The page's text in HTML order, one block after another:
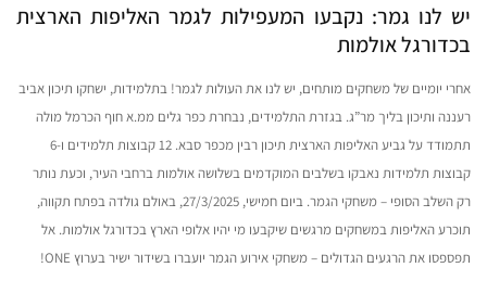
יש לנו גמר: נקבעו המעפילות לגמר האליפות הארצית
בכדורגל אולמות
אחרי יומיים של משחקים מותחים, יש לנו את העולות לגמר! בתלמידות, ישחקו תיכון אביב
רעננה ותיכון בליך מר”ג. בגזרת התלמידים, נבחרת כפר גלים ממ.א חוף הכרמל מולה
תתמודד על גביע האליפות הארצית תיכון רבין מכפר סבא. 12 קבוצות תלמידים ו-6
קבוצות תלמידות נאבקו בשלבים המוקדמים בשלושה אולמות ברחבי העיר, וכעת נותר
רק השלב הסופי – משחקי הגמר. ביום חמישי, 27/3/2025, באולם גולדה בפתח תקווה,
תוכרע האליפות במשחקים מרגשים שיקבעו מי יהיו אלופי הארץ בכדורגל אולמות. אל
תפספסו את הרגעים הגדולים – משחקי אירוע הגמר יועברו בשידור ישיר בערוץ ONE!